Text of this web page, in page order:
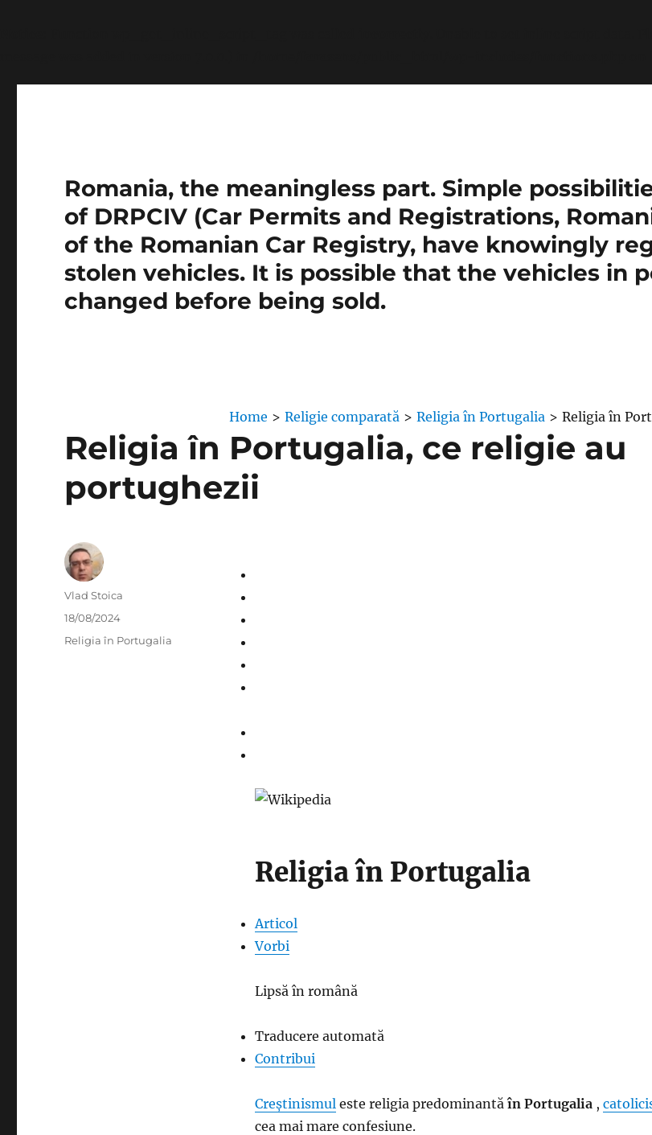
Romania, the meaningless part. Simple
of DRPCIV (Car Permits and Registrations,
of the Romanian Car Registry, have knowingly
stolen vehicles. It is possible that the vehicles in
changed before being sold.
Home > Religie comparată > Religia în Portugalia > Religia în
Religia în Portugalia, ce religie au
portughezii
Religia în Portugalia
Articol
Vorbi
Lipsă în română
Traducere automată
Contribui
Creștinismuleste religia predominantă în Portugalia,
cea mai mare confesiune.
Author
Vlad Stoica
Posted
18/08/2024
Categories
Religia în Portugalia